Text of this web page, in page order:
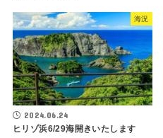
海況
2024.06.24
ヒリゾ浜6/29海開きいたします